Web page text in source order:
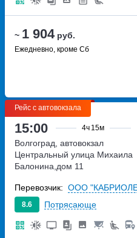
~ 1 904руб.
Ежедневно, кроме Сб
Рейс с автовокзала
15:00 4ч 15м
Волгоград, автовокзал
Центральный улица Михаила
Балонина,дом 11
8.6 Потрясающе
Перевозчик: ООО